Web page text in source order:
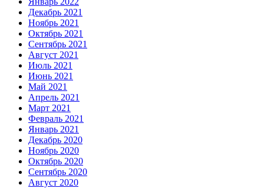
Декабрь 2021
Ноябрь 2021
Октябрь 2021
Сентябрь 2021
Август 2021
Июль 2021
Июнь 2021
Май 2021
Апрель 2021
Март 2021
Февраль 2021
Январь 2021
Декабрь 2020
Ноябрь 2020
Октябрь 2020
Сентябрь 2020
Август 2020